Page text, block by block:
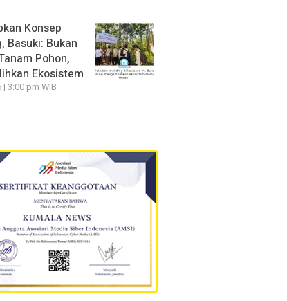
Konsep
Basuki: Bukan
Pohon,
Ekosistem
3:00 pm WIB